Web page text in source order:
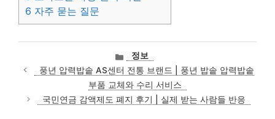
6 자주 묻는 질문
카
테
고
리
정보
풍년 압력밥솥 AS센터 전통 브랜드 | 풍년 밥솥 압력밥솥
부품 교체와 수리 서비스
국민연금 감액제도 폐지 후기 | 실제 받는 사람들 반응